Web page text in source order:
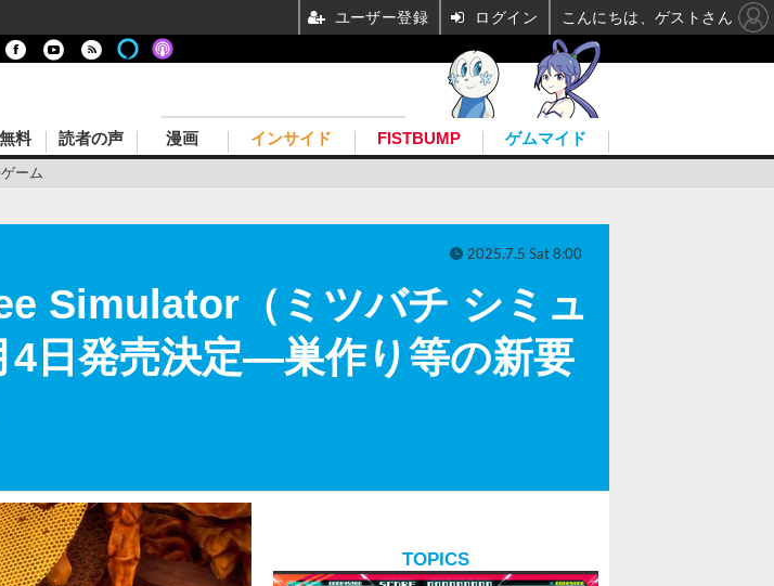
ーム
料 読者の声 漫画 インサイド FISTBUMP ゲムマイド
Simulator（ミツバチ シミュ
日発売決定―巣作り等の新要
2025.7.5 Sat 8:00
TOPICS
ユーザー登録 ログイン こんにちは、ゲストさん